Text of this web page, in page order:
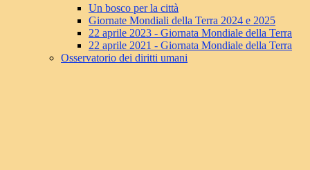
Un bosco per la città
Giornate Mondiali della Terra 2024 e 2025
22 aprile 2023 - Giornata Mondiale della Terra
22 aprile 2021 - Giornata Mondiale della Terra
Osservatorio dei diritti umani